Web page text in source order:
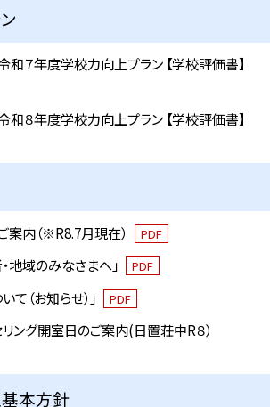
和７年度学校力向上プラン 【学校評価書】
和８年度学校力向上プラン 【学校評価書】
内（※R8.7月現在） PDF
・地域のみなさまへ」 PDF
て（お知らせ）」 PDF
ング開室日のご案内(日置荘中R８）
本方針